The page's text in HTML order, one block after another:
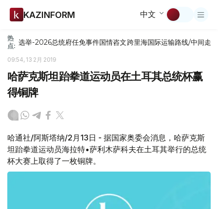
KAZINFORM 中文
热
点: 选举-2026总统府任免事件国情咨文跨里海国际运输路线/中间走廊
09:54, 13 2月 2019
哈萨克斯坦跆拳道运动员在土耳其总统杯赢
得铜牌
哈通社/阿斯塔纳/2月13日 - 据国家奥委会消息，哈萨克斯
坦跆拳道运动员海拉特•萨利木萨科夫在土耳其举行的总统
杯大赛上取得了一枚铜牌。